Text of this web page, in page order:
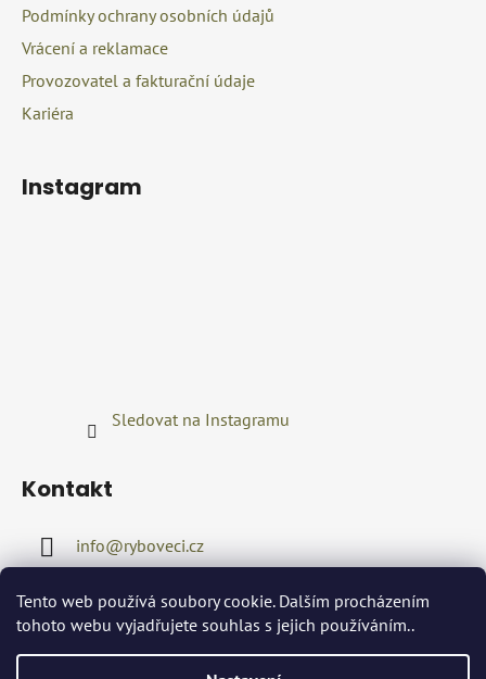
Tento web používá soubory cookie. Dalším procházením
tohoto webu vyjadřujete souhlas s jejich používáním..
ý
i
s
Podmínky ochrany osobních údajů
Vrácení a reklamace
Provozovatel a fakturační údaje
Kariéra
Instagram
Sledovat na Instagramu
Kontakt
info@ryboveci.cz
+420722416689